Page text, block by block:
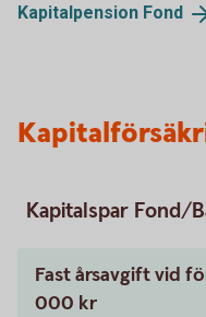
Kapitalpension Fond
Kapitalspar Fond/
Fast årsavgift vid
000 kr